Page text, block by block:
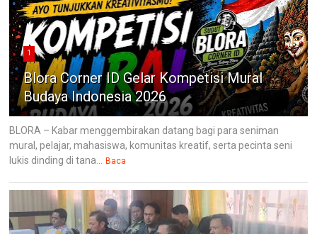
1
Blora Corner ID Gelar Kompetisi Mural
Budaya Indonesia 2026
BLORA – Kabar menggembirakan datang bagi para seniman
mural, pelajar, mahasiswa, komunitas kreatif, serta pecinta seni
lukis dinding di tana...
Baca